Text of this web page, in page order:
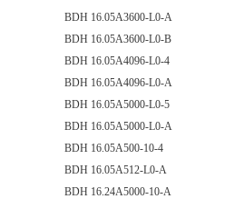
BDH 16.05A3600-L0-A
BDH 16.05A3600-L0-B
BDH 16.05A4096-L0-4
BDH 16.05A4096-L0-A
BDH 16.05A5000-L0-5
BDH 16.05A5000-L0-A
BDH 16.05A500-10-4
BDH 16.05A512-L0-A
BDH 16.24A5000-10-A